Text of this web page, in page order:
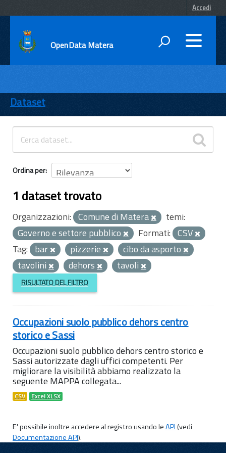
Accedi
OpenData Matera
ENTI
TEMI
INFORMAZIONI
Dataset
Ordina per
1 dataset trovato
Organizzazioni: Comune di Matera
temi:
Governo e settore pubblico
Formati: CSV
Tag: bar pizzerie
cibo da asporto
tavolini
dehors tavoli
RISULTATO DEL FILTRO
Occupazioni suolo pubblico dehors centro
storico e Sassi
Occupazioni suolo pubblico dehors centro storico e
Sassi autorizzate dagli uffici competenti. Per
migliorare la visibilità abbiamo realizzato la
seguente MAPPA collegata...
CSV Excel XLSX
E' possibile inoltre accedere al registro usando leAPI(vedi
Documentazione API).